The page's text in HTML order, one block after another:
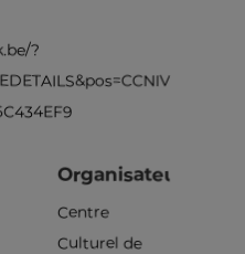
?
Organisateur
Centre
Culturel de